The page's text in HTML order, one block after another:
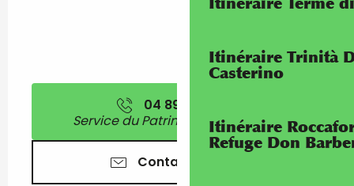
Itinéraire Trinità
Casterino
Itinéraire
Refuge Don
04 89 81 52
Service du Patrimoine - standard
Contactez-nous